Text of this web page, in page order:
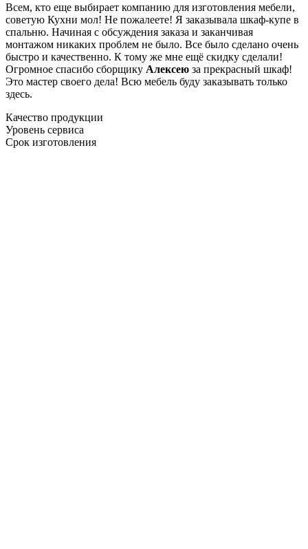
Всем, кто еще выбирает компанию для изготовления мебели,
советую Кухни мол! Не пожалеете! Я заказывала шкаф-купе в
спальню. Начиная с обсуждения заказа и заканчивая
монтажом никаких проблем не было. Все было сделано очень
быстро и качественно. К тому же мне ещё скидку сделали!
Огромное спасибо сборщику Алексею за прекрасный шкаф!
Это мастер своего дела! Всю мебель буду заказывать только
здесь.
Качество продукции
Уровень сервиса
Срок изготовления